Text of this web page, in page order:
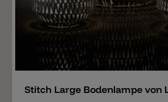
Merken
Stitch Large Bodenlampe von